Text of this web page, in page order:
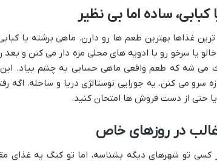
ساده اما بی نظیر
غذاها بهترین طعم ها رو دارن. ماهی برشته یا
خالو یا سرخو رو با ادویه های محلی مزه دار می کنن و
می شه که طعم واقعی ماهی حسابی به چشم بیاد. این
سرو می کنن. یه جورایی نوستالژی دریا و ساحله. اگه
حتی از دست فروش ها امتحان کنید.
در روزهای خاص
کسی تو شهرهای دیگه بشناسه، اما تو کنگ یه غذای